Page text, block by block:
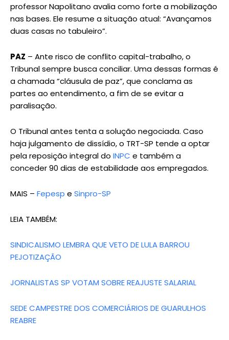
professor Napolitano avalia como forte a mobilização
nas bases. Ele resume a situação atual: “Avançamos
duas casas no tabuleiro”.
PAZ – Ante risco de conflito capital-trabalho, o
Tribunal sempre busca conciliar. Uma dessas formas é
a chamada “cláusula de paz”, que conclama as
partes ao entendimento, a fim de se evitar a
paralisação.
O Tribunal antes tenta a solução negociada. Caso
haja julgamento de dissídio, o TRT-SP tende a optar
pela reposição integral do INPC e também a
conceder 90 dias de estabilidade aos empregados.
MAIS – Fepesp e Sinpro-SP
LEIA TAMBÉM:
SINDICALISMO LEMBRA QUE VETO DE LULA BARROU
PEJOTIZAÇÃO
JORNALISTAS SP VOTAM SOBRE REAJUSTE SALARIAL
SEDE CAMPESTRE DOS COMERCIÁRIOS DE GUARULHOS
REABRE